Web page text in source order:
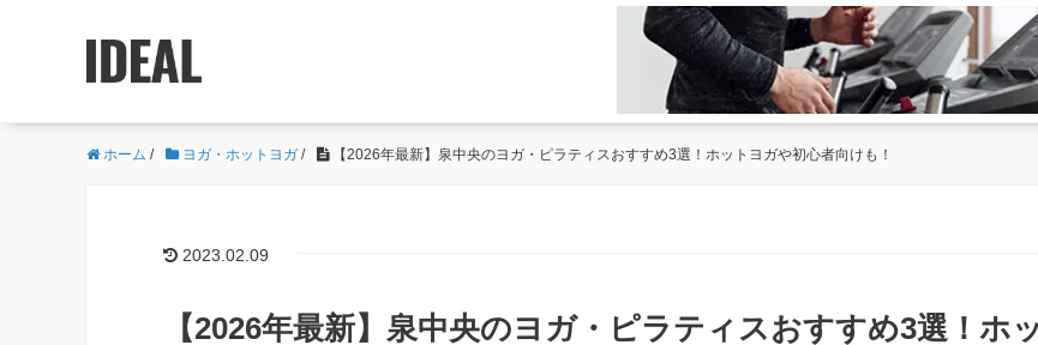
ホーム / ヨガ・ホットヨガ / 【2026年最新】泉中央のヨガ・ピラティスおすすめ3選！ホットヨガや初心者向けも！
2023.02.09
【2026年最新】泉中央のヨガ・ピラティスおすすめ3選！ホッ